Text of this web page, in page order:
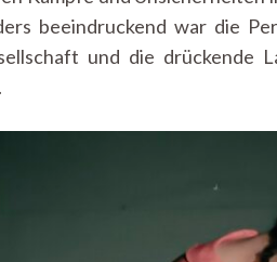
beeindruckend war die
und die drückende